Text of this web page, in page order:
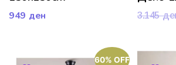
949 ден 3.145
60% OFF